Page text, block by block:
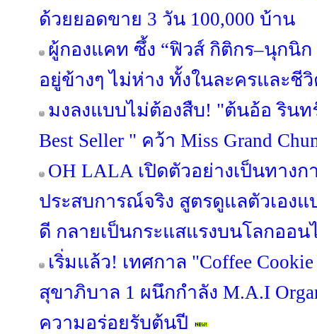
ด้วยยอดขาย 3 วัน 100,000 บ้าน
ผู้กองแคท ซึ้ง “ฟิวส์ กิติกร–นุกนิ
อยู่ข้างๆ ไม่ห่าง ทั้งในละครและชี
มงลงแบบไม่ต้องสืบ! "ต้นอ้อ รินท
Best Seller " คว้า Miss Grand
OH LALA เปิดตัวอย่างเป็นทาง
ประสบการณ์จริง สูตรดูแลตัวเอง
ดี กลายเป็นกระแสแรงบนโลกออน
เริ่มแล้ว! เทศกาล "Coffee
สุขาภิบาล 1 ผนึกกำลัง M.A.I
ความอร่อยรับต้นปี